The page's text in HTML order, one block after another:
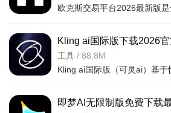
Kling ai国际版下载2026
（可灵ai国际版）
版
工具 / 88.8M
即梦AI无限制版免费下载